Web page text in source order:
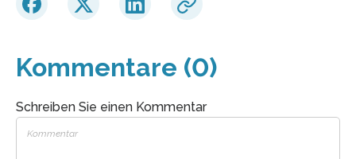
Kommentare (0)
Schreiben Sie einen Kommentar